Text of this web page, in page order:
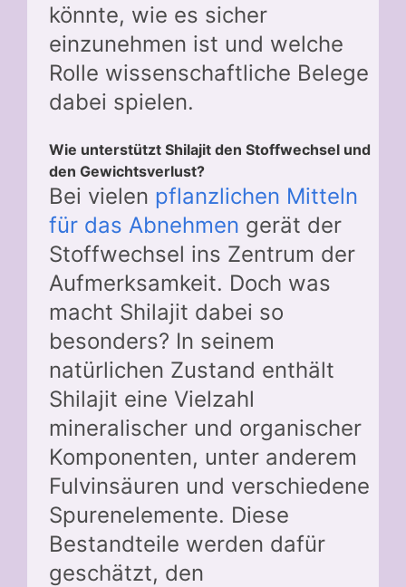
könnte, wie es sicher
einzunehmen ist und welche
Rolle wissenschaftliche Belege
dabei spielen.
Wie unterstützt Shilajit den Stoffwechsel und
den Gewichtsverlust?
Bei vielen pflanzlichen Mitteln
für das Abnehmen gerät der
Stoffwechsel ins Zentrum der
Aufmerksamkeit. Doch was
macht Shilajit dabei so
besonders? In seinem
natürlichen Zustand enthält
Shilajit eine Vielzahl
mineralischer und organischer
Komponenten, unter anderem
Fulvinsäuren und verschiedene
Spurenelemente. Diese
Bestandteile werden dafür
geschätzt, den